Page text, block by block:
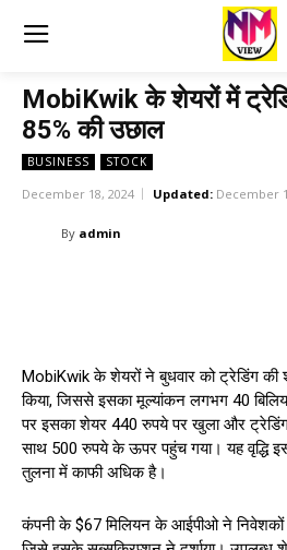
MobiKwik के शेयरों में
85% की उछाल
BUSINESS STOCK
December 18, 2024 Updated: December
By admin
MobiKwik के शेयरों ने बुधवार को ट्रेडिंग
किया, जिससे इसका मूल्यांकन लगभग 40
पर इसका शेयर 440 रुपये पर खुला और
साथ 500 रुपये के ऊपर पहुंच गया। यह वृद्धि
तुलना में काफी अधिक है।
कंपनी के $67 मिलियन के आईपीओ ने निवेशकों